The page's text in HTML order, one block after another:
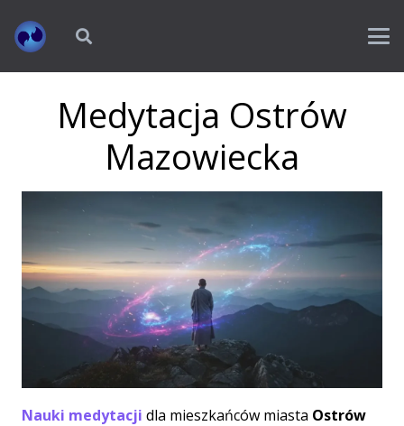
Medytacja Ostrów
Mazowiecka
Nauki medytacji dla mieszkańców miasta Ostrów